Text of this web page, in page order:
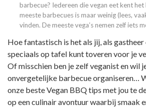
barbecue? Iedereen die vegan eet kent het
meeste barbecues is maar weinig (lees,
vinden. De meeste vega’s nemen zelf iets
Hoe fantastisch is het als jij, als
speciaals op tafel kunt toveren voor je
Of misschien ben je zelf veganist en wil
onvergetelijke barbecue organiseren…
onze beste Vegan BBQ tips met jou te
op een culinair avontuur waarbij smaak